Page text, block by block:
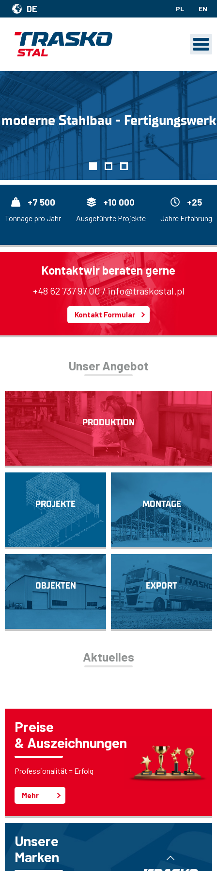
DE PL EN
- Fertigungswerk Ihre
+7 500
Tonnage pro Jahr
+10 000
Ausgeführte Projekte
+25
Jahre Erfahrung
Kontaktwir beraten gerne
+48 62 737 97 00 / info@traskostal.pl
Kontakt Formular
Unser Angebot
PROJEKTE
PRODUKTION
MONTAGE
OBJEKTEN EXPORT
Aktuelles
Preise
& Auszeichnungen
Professionalität = Erfolg
Mehr
Unsere
Marken